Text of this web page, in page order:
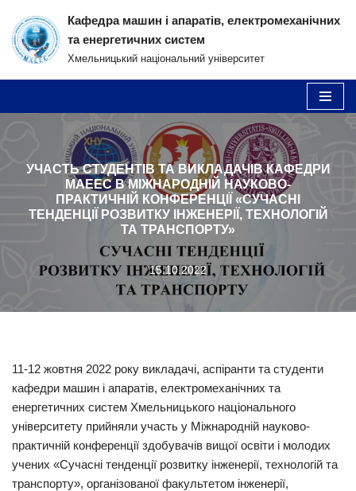
Перейти
до
вмісту
Кафедра машин і апаратів, електромеханічних
та енергетичних систем
Хмельницький національний університет
УЧАСТЬ СТУДЕНТІВ ТА ВИКЛАДАЧІВ КАФЕДРИ
МАЕЕС В МІЖНАРОДНІЙ НАУКОВО-
ПРАКТИЧНІЙ КОНФЕРЕНЦІЇ «СУЧАСНІ
ТЕНДЕНЦІЇ РОЗВИТКУ ІНЖЕНЕРІЇ, ТЕХНОЛОГІЙ
ТА ТРАНСПОРТУ»
15.10.2022
11-12 жовтня 2022 року викладачі, аспіранти та студенти
кафедри машин і апаратів, електромеханічних та
енергетичних систем Хмельницького національного
університету прийняли участь у Міжнародній науково-
практичній конференції здобувачів вищої освіти і молодих
учених «Сучасні тенденції розвитку інженерії, технологій та
транспорту», організованої факультетом інженерії,